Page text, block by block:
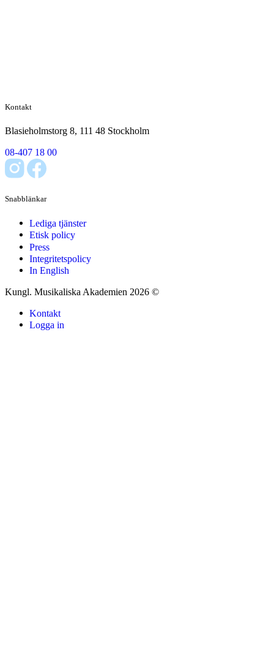
Kontakt
Blasieholmstorg 8, 111 48 Stockholm
08-407 18 00
Snabblänkar
Lediga tjänster
Etisk policy
Press
Integritetspolicy
In English
Kungl. Musikaliska Akademien 2026 ©
Kontakt
Logga in